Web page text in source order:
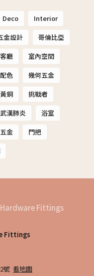
Deco
Interior
金設計
哥倫比亞
客廳
室內空間
色
幾何五金
銅
挑戰者
武漢肺炎
浴室
金
門把
Fittings
號 看地圖